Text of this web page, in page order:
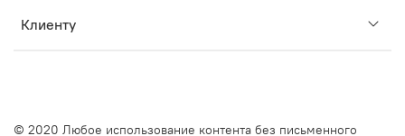
Клиенту
© 2020 Любое использование контента без письменного